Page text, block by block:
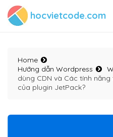
hocvietcode.com
Home
Hướng dẫn Wordpress
dùng CDN và Các tính
của plugin JetPack?